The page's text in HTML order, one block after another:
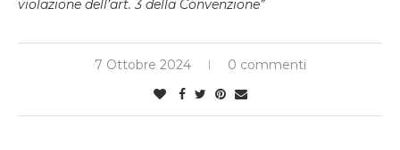
violazione dell’art. 3 della Convenzione”
7 Ottobre 2024 0 commenti